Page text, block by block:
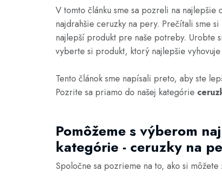
V tomto článku sme sa pozreli na
najdrahšie ceruzky na pery. Prečítali sme
najlepší produkt pre naše potreby. Urobte
vyberte si produkt, ktorý najlepšie
Tento článok sme napísali preto, aby ste
Pozrite sa priamo do našej kategórie
Pomôžeme s výberom
kategórie - ceruzky na
Spoločne sa pozrieme na to, ako si